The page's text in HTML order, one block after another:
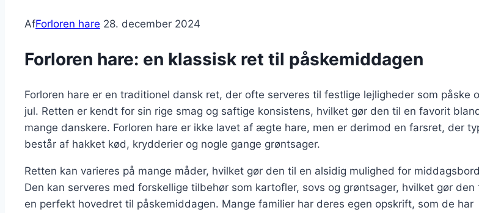
AfForloren hare 28. december 2024
Forloren hare: en klassisk ret til påskemiddagen
Forloren hare er en traditionel dansk ret, der ofte serveres til festlige lejligheder som påske
jul. Retten er kendt for sin rige smag og saftige konsistens, hvilket gør den til en favorit
mange danskere. Forloren hare er ikke lavet af ægte hare, men er derimod en farsret, der
består af hakket kød, krydderier og nogle gange grøntsager.
Retten kan varieres på mange måder, hvilket gør den til en alsidig mulighed for
Den kan serveres med forskellige tilbehør som kartofler, sovs og grøntsager, hvilket gør den
en perfekt hovedret til påskemiddagen. Mange familier har deres egen opskrift, som de har